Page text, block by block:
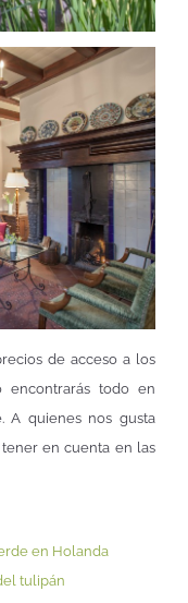
de acceso a los
encontrarás todo en
A quienes nos gusta
en cuenta en las
en Holanda
tulipán